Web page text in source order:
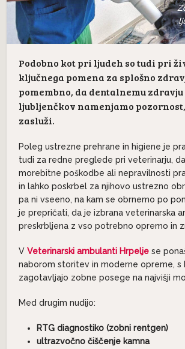
Podobno kot pri ljudeh so tudi pri
ključnega pomena za splošno
pomembno, da dentalnemu
ljubljenčkov namenjamo
zasluži.
Poleg ustrezne prehrane in higiene je
tudi za redne preglede pri veterinarju,
morebitne poškodbe ali nepravilnosti
in lahko poskrbel za njihovo ustrezno
pa ni vseeno, na kam se obrnemo po
je prepričati, da je izbrana veterinarska
preskrbljena z vso potrebno opremo in
VVeterinarski ambulanti Hrpeljese
naborom storitev in moderne opreme, s
zagotavljajo zobne posege na najvišji
Med drugim nudijo:
RTG diagnostiko (zobni rentgen)
ultrazvočno čiščenje kamna